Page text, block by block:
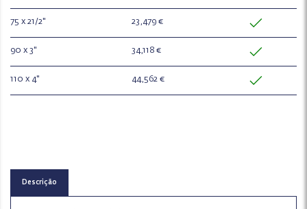
75 x 21/2" 23,479 €
90 x 3" 34,118 €
110 x 4" 44,562 €
Descrição